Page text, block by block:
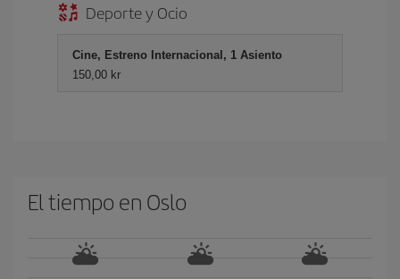
Deporte y Ocio
Cine, Estreno Internacional, 1 Asiento
150,00 kr
El tiempo en Oslo